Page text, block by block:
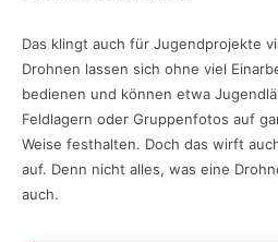
Das klingt auch für Jugendprojekte
Drohnen lassen sich ohne viel
bedienen und können etwa
Feldlagern oder Gruppenfotos auf
Weise festhalten. Doch das wirft
auf. Denn nicht alles, was eine
auch.